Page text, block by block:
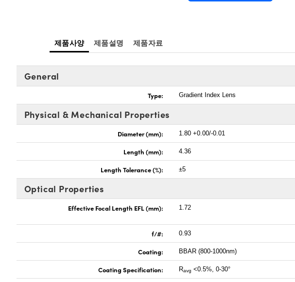
제품사양 제품설명 제품자료
General
Type: Gradient Index Lens
Physical & Mechanical Properties
Diameter (mm): 1.80 +0.00/-0.01
Length (mm): 4.36
Length Tolerance (%): ±5
Optical Properties
Effective Focal Length EFL (mm): 1.72
f/#: 0.93
Coating: BBAR (800-1000nm)
Coating Specification: Ravg <0.5%, 0-30°